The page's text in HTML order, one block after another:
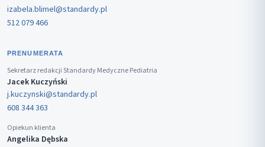
izabela.blimel@standardy.pl
512 079 466
PRENUMERATA
Sekretarz redakcji Standardy Medyczne Pediatria
Jacek Kuczyński
j.kuczynski@standardy.pl
608 344 363
Opiekun klienta
Angelika Dębska